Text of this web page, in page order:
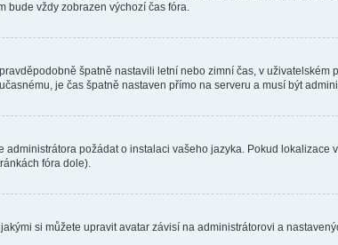
bude vždy zobrazen výchozí čas fóra.
špatně nastavili letní nebo zimní čas, v uživatelském
je čas špatně nastaven přímo na serveru a musí být
požádat o instalaci vašeho jazyka. Pokud lokalizace
fóra dole).
si můžete upravit avatar závisí na administrátorovi a